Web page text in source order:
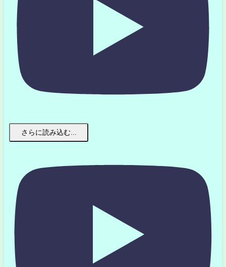
さらに読み込む...